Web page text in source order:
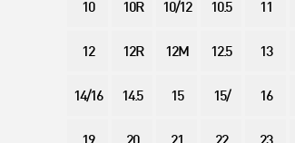
10 10R 10/12 10.5 11
12 12R 12M 12.5 13
14/16 14.5 15 15/ 16